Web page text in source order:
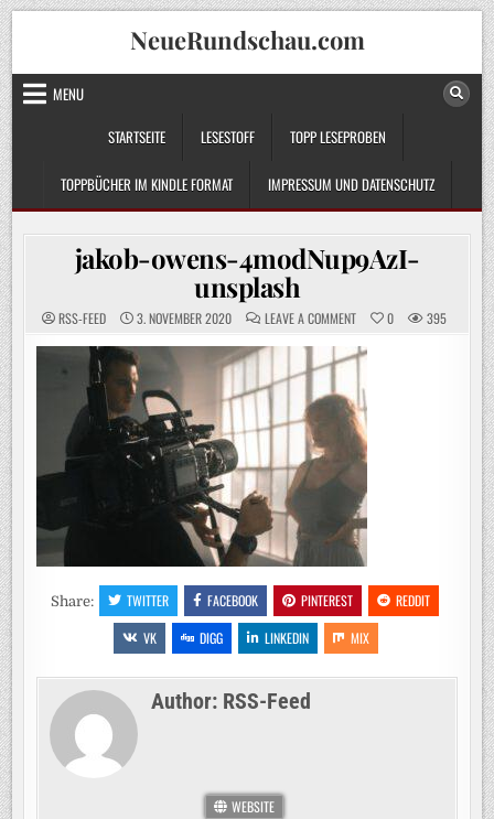
Skip
to
content
NeueRundschau.com
MENU
STARTSEITE
LESESTOFF TOPP LESEPROBEN
TOPPBÜCHER IM KINDLE FORMAT IMPRESSUM UND DATENSCHUTZ
jakob-owens-4modNup9AzI-
unsplash
RSS-FEED 3. NOVEMBER 2020 LEAVE A COMMENTON
JAKOB-
OWENS-
4MODNUP9AZI-
UNSPLASH
0 395
Share: TWITTER FACEBOOK PINTEREST
REDDIT
VK
DIGG LINKEDIN MIX
Author: RSS-Feed
WEBSITE